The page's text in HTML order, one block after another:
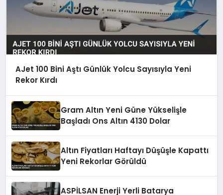
AJet 100 Bini Aştı Günlük Yolcu Sayısıyla Yeni
Rekor Kırdı
Gram Altın Yeni Güne Yükselişle
Başladı Ons Altın 4130 Dolar
Altın Fiyatları Haftayı Düşüşle Kapattı
Yeni Rekorlar Görüldü
ASPİLSAN Enerji Yerli Batarya